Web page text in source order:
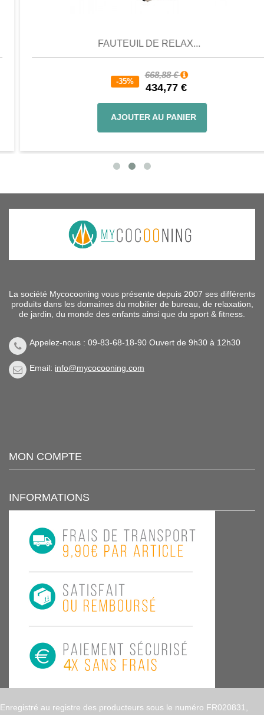
FAUTEUIL DE RELAX...
-35%
668,88 €
434,77 €
AJOUTER AU PANIER
La société Mycocooning vous présente depuis 2007 ses différents
produits dans les domaines du mobilier de bureau, de relaxation,
de jardin, du monde des enfants ainsi que du sport & fitness.
Appelez-nous : 09-83-68-18-90 Ouvert de 9h30 à 12h30
Email: info@mycocooning.com
MON COMPTE
INFORMATIONS
Enregistré au registre des producteurs sous le numéro FR020831,